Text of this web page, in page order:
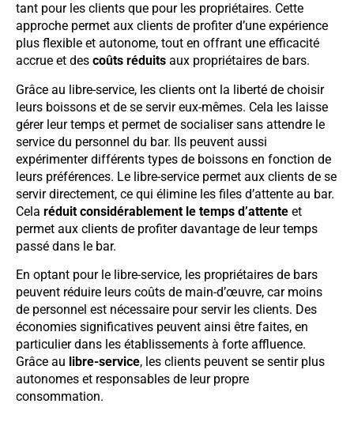
tant pour les clients que pour les propriétaires. Cette
approche permet aux clients de profiter d’une expérience
plus flexible et autonome, tout en offrant une efficacité
accrue et des coûts réduits aux propriétaires de bars.
Grâce au libre-service, les clients ont la liberté de choisir
leurs boissons et de se servir eux-mêmes. Cela les laisse
gérer leur temps et permet de socialiser sans attendre le
service du personnel du bar. Ils peuvent aussi
expérimenter différents types de boissons en fonction de
leurs préférences. Le libre-service permet aux clients de se
servir directement, ce qui élimine les files d’attente au bar.
Cela réduit considérablement le temps d’attente et
permet aux clients de profiter davantage de leur temps
passé dans le bar.
En optant pour le libre-service, les propriétaires de bars
peuvent réduire leurs coûts de main-d’œuvre, car moins
de personnel est nécessaire pour servir les clients. Des
économies significatives peuvent ainsi être faites, en
particulier dans les établissements à forte affluence.
Grâce au libre-service, les clients peuvent se sentir plus
autonomes et responsables de leur propre
consommation.